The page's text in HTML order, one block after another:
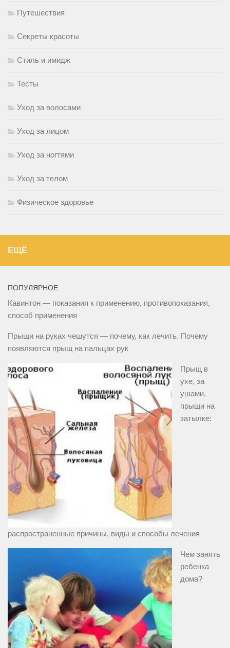
Путешествия
Секреты красоты
Стиль и имидж
Тесты
Уход за волосами
Уход за лицом
Уход за ногтями
Уход за телом
Физическое здоровье
ЕЩЁ
ПОПУЛЯРНОЕ
Кавинтон — показания к применению, противопоказания,
способ применения
Прыщи на руках чешутся — почему, как лечить. Почему
появляются прыщ на пальцах рук
Прыщ в
ухе, за
ушами,
прыщи на
затылке:
распространенные причины, виды и способы лечения
Чем занять
ребенка
дома?